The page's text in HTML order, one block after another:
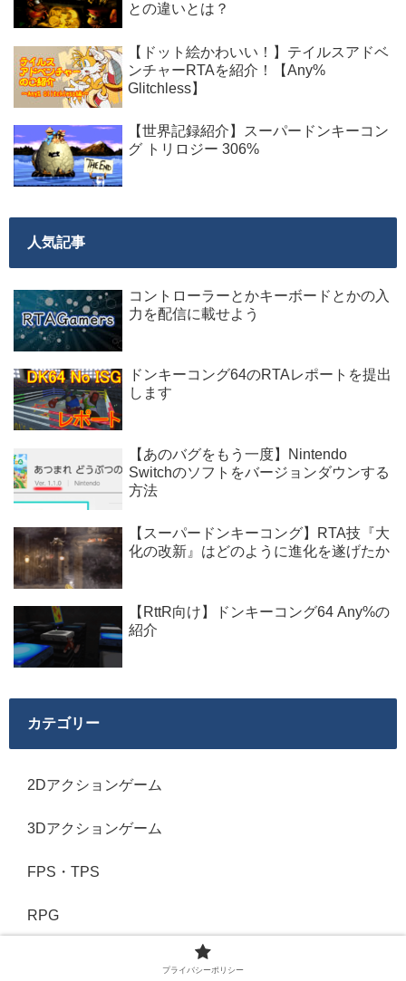
との違いとは？
【ドット絵かわいい！】テイルスアドベ
ンチャーRTAを紹介！【Any%
Glitchless】
【世界記録紹介】スーパードンキーコン
グ トリロジー 306%
人気記事
コントローラーとかキーボードとかの入
力を配信に載せよう
ドンキーコング64のRTAレポートを提出
します
【あのバグをもう一度】Nintendo
Switchのソフトをバージョンダウンする
方法
【スーパードンキーコング】RTA技『大
化の改新』はどのように進化を遂げたか
【RttR向け】ドンキーコング64 Any%の
紹介
カテゴリー
2Dアクションゲーム
3Dアクションゲーム
FPS・TPS
RPG
プライバシーポリシー